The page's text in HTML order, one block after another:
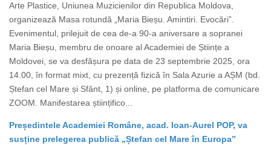
Arte Plastice, Uniunea Muzicienilor din Republica Moldova,
organizează Masa rotundă „Maria Bieșu. Amintiri. Evocări”.
Evenimentul, prilejuit de cea de-a 90-a aniversare a sopranei
Maria Bieșu, membru de onoare al Academiei de Științe a
Moldovei, se va desfășura pe data de 23 septembrie 2025, ora
14.00, în format mixt, cu prezență fizică în Sala Azurie a AȘM (bd.
Ștefan cel Mare și Sfânt, 1) și online, pe platforma de comunicare
ZOOM. Manifestarea științifico...
Președintele Academiei Române, acad. Ioan-Aurel POP, va
susține prelegerea publică „Ștefan cel Mare în Europa”